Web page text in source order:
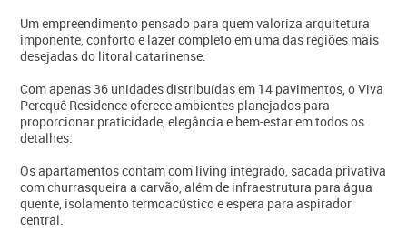
Um empreendimento pensado para quem valoriza arquitetura
imponente, conforto e lazer completo em uma das regiões mais
desejadas do litoral catarinense.
Com apenas 36 unidades distribuídas em 14 pavimentos, o Viva
Perequê Residence oferece ambientes planejados para
proporcionar praticidade, elegância e bem-estar em todos os
detalhes.
Os apartamentos contam com living integrado, sacada privativa
com churrasqueira a carvão, além de infraestrutura para água
quente, isolamento termoacústico e espera para aspirador
central.